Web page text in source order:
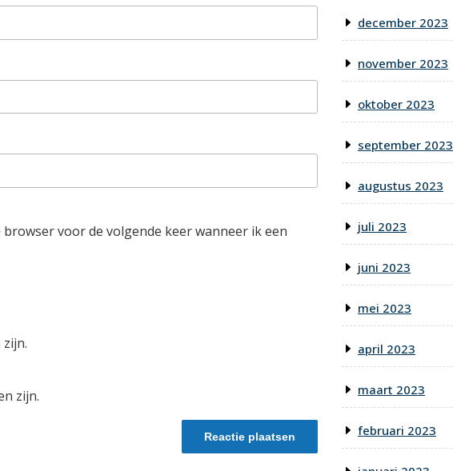
voor de volgende keer wanneer ik een
zijn.
december 2023
november 2023
oktober 2023
september 2023
augustus 2023
juli 2023
juni 2023
mei 2023
april 2023
maart 2023
februari 2023